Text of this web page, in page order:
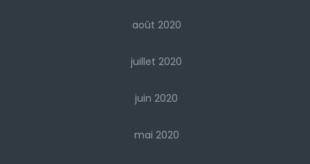
août 2020
juillet 2020
juin 2020
mai 2020